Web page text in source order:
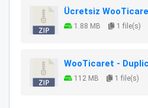
Ücretsiz
1.88 MB 1 file(s)
WooTicaret -
112 MB 1 file(s)